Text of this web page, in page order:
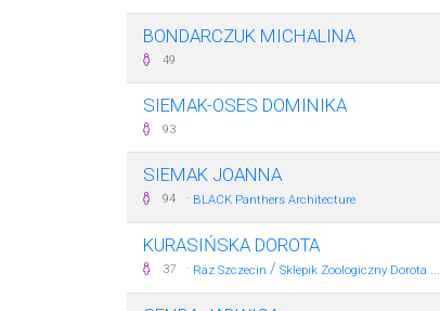
BONDARCZUK MICHALINA
49
SIEMAK-OSES DOMINIKA
93
SIEMAK JOANNA
94 · BLACK Panthers Architecture
KURASIŃSKA DOROTA
37 · Raz Szczecin / Sklepik Zoologiczny Dorota ...